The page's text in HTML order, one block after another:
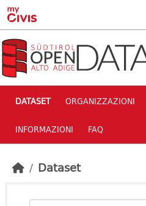
Skip to main content
DATASET ORGANIZZAZIONI
INFORMAZIONI FAQ
Dataset